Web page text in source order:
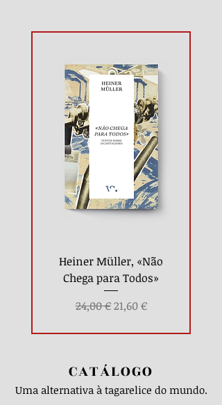
Heiner Müller, «Não
Chega para Todos»
Preço normal
24,00 € Preço promocional
21,60 €
CATÁLOGO
Uma alternativa à tagarelice do mundo.